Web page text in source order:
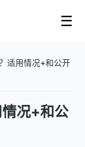
☰
适用情况+和公开
况+和公